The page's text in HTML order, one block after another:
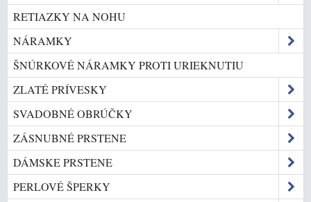
RETIAZKY NA NOHU
NÁRAMKY
ŠNÚRKOVÉ NÁRAMKY PROTI URIEKNUTIU
ZLATÉ PRÍVESKY
SVADOBNÉ OBRÚČKY
ZÁSNUBNÉ PRSTENE
DÁMSKE PRSTENE
PERLOVÉ ŠPERKY